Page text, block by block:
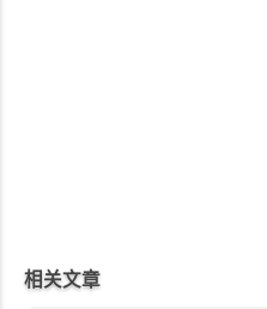
相关文章